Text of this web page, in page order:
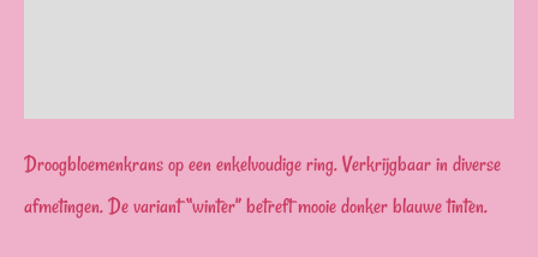
Droogbloemenkrans op een enkelvoudige ring. Verkrijgbaar in diverse
afmetingen. De variant “winter” betreft mooie donker blauwe tinten.